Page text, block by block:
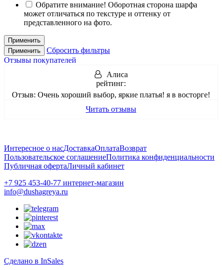
Обратите внимание! Оборотная сторона шарфа
может отличаться по текстуре и оттенку от
представленного на фото.
Применить
Применить
Сбросить фильтры
Отзывы покупателей
Алиса
рейтинг:
Отзыв: Очень хороший выбор, яркие платья! я в восторге!
Читать отзывы
Интересное о насДоставкаОплатаВозврат
Пользовательское соглашениеПолитика конфиденциальности
Публичная офертаЛичный кабинет
+7 925 453-40-77 интернет-магазин
info@dushagreya.ru
Сделано в InSales